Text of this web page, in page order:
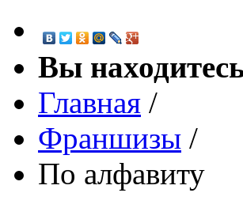
Вы
Главная /
Франшизы /
По алфавиту